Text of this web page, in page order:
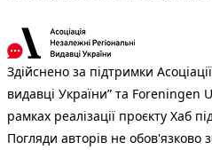
Здійснено за підтримки
видавці України” та
рамках реалізації проєкту Хаб
Погляди авторів не обов'язково